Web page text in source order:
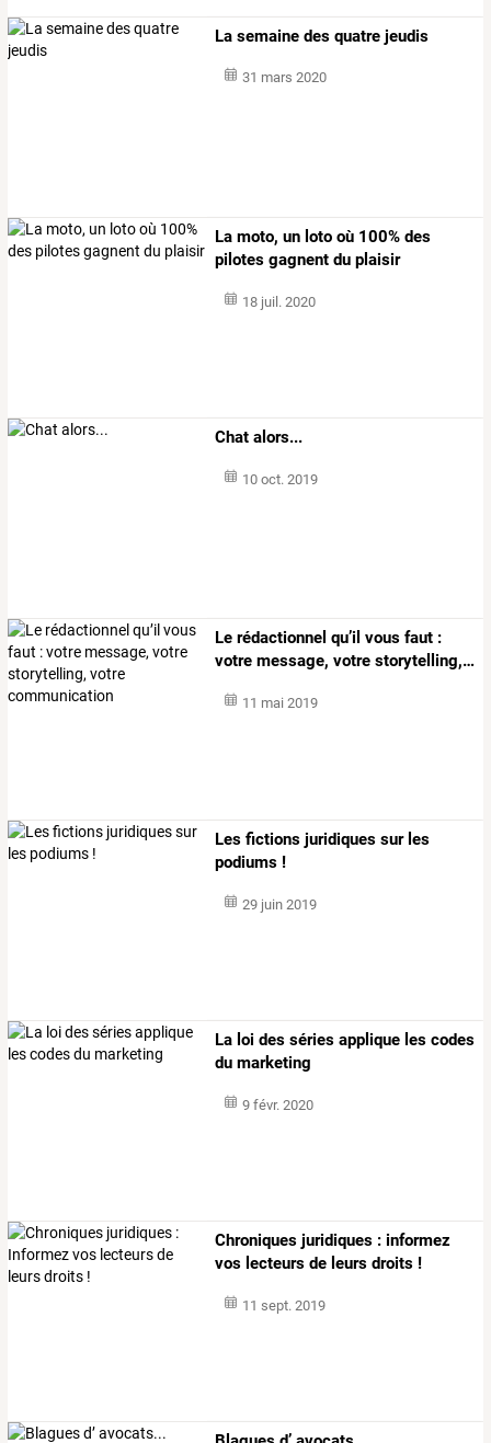
La semaine des quatre jeudis
31 mars 2020
La moto, un loto où 100% des
pilotes gagnent du plaisir
18 juil. 2020
Chat alors...
10 oct. 2019
Le rédactionnel qu’il vous faut :
votre message, votre storytelling,…
11 mai 2019
Les fictions juridiques sur les
podiums !
29 juin 2019
La loi des séries applique les codes
du marketing
9 févr. 2020
Chroniques juridiques : informez
vos lecteurs de leurs droits !
11 sept. 2019